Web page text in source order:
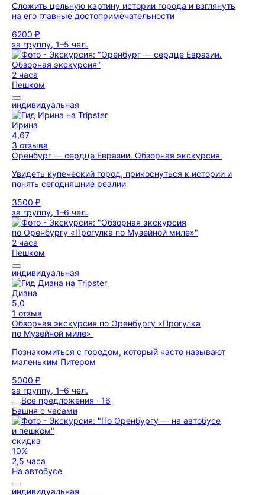
Сложить цельную картину истории города и взглянуть
на его главные достопримечательности
6200 ₽
за группу, 1–5 чел.
2 часа
Пешком
индивидуальная
Ирина
4,67
3 отзыва
Оренбург — сердце Евразии. Обзорная экскурсия
Увидеть купеческий город, прикоснуться к истории и
понять сегодняшние реалии
3500 ₽
за группу, 1–6 чел.
2 часа
Пешком
индивидуальная
Диана
5,0
1 отзыв
Обзорная экскурсия по Оренбургу «Прогулка
по Музейной миле»
Познакомиться с городом, который часто называют
маленьким Питером
5000 ₽
за группу, 1–6 чел.
Все предложения · 16
Башня с часами
скидка
10%
2,5 часа
На автобусе
индивидуальная